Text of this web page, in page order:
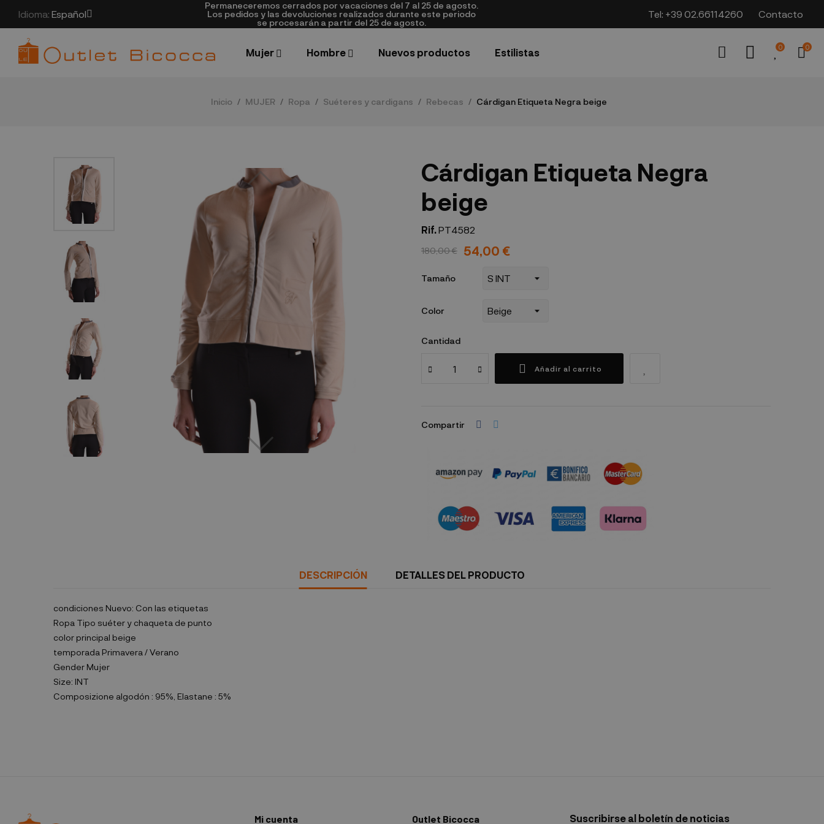
Idioma: Español
Permaneceremos cerrados por vacaciones del 7 al 25 de agosto.
Los pedidos y las devoluciones realizados durante este periodo
se procesarán a partir del 25 de agosto.
Tel: +39 02.66114260 Contacto
Mujer Hombre Nuevos productos Estilistas 0 0
Inicio MUJER Ropa Suéteres y cardigans Rebecas Cárdigan Etiqueta Negra beige
Cárdigan Etiqueta Negra
beige
Rif.PT4582
180,00 € 54,00 €
Tamaño
Color
Cantidad
Añadir al carrito
Compartir
DESCRIPCIÓN DETALLES DEL PRODUCTO
condiciones Nuevo: Con las etiquetas
Ropa Tipo suéter y chaqueta de punto
color principal beige
temporada Primavera / Verano
Gender Mujer
Size: INT
Composizione algodón : 95%, Elastane : 5%
Mi cuenta Outlet Bicocca Suscribirse al boletín de noticias